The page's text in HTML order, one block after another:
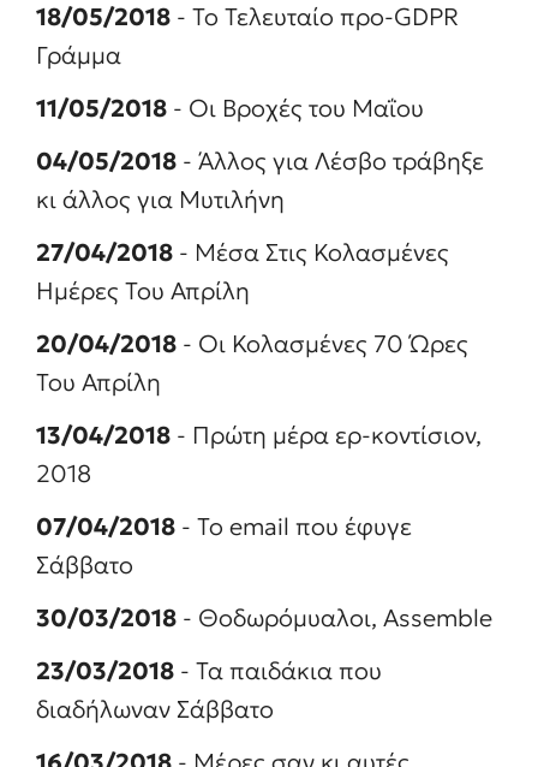
18/05/2018 - Το Τελευταίο προ-GDPR
Γράμμα
11/05/2018 - Οι Βροχές του Μαΐου
04/05/2018 - Άλλος για Λέσβο τράβηξε
κι άλλος για Μυτιλήνη
27/04/2018 - Μέσα Στις Κολασμένες
Ημέρες Του Απρίλη
20/04/2018 - Οι Κολασμένες 70 Ώρες
Του Απρίλη
13/04/2018 - Πρώτη μέρα ερ-κοντίσιον,
2018
07/04/2018 - To email που έφυγε
Σάββατο
30/03/2018 - Θοδωρόμυαλοι, Assemble
23/03/2018 - Τα παιδάκια που
διαδήλωναν Σάββατο